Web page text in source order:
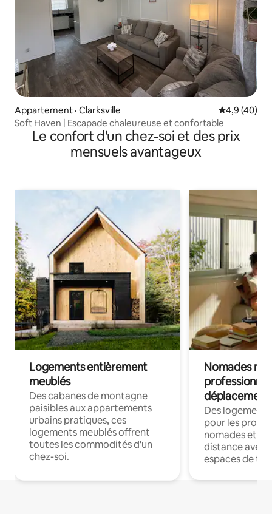
Appartement · Clarksville Note
4,9 (40)
Soft Haven | Escapade chaleureuse et confortable
Le confort d'un chez-soi et des prix
mensuels avantageux
Logements entièrement
meublés
Des cabanes de montagne
paisibles aux appartements
urbains pratiques, ces
logements meublés offrent
toutes les commodités d'un
chez-soi.
Nomades
déplacement
Des
pour les
nomades et
distance avec
espaces de